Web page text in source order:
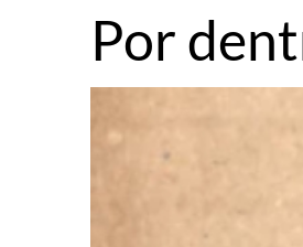
Por